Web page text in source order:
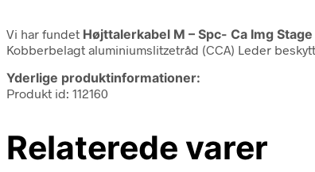
Vi har fundet Højttalerkabel M – Spc- Ca Img Stage
Kobberbelagt aluminiumslitzetråd (CCA) Leder
Yderlige produktinformationer:
Produkt id: 112160
Relaterede varer